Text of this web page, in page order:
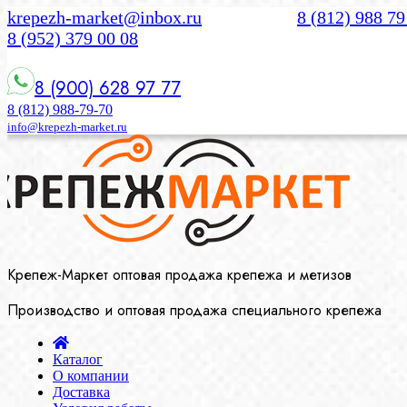
krepezh-market@inbox.ru
8 (812) 988
8 (952) 379 00 08
8 (900) 628 97 77
8 (812) 988-79-70
info@krepezh-market.ru
Крепеж-Маркет оптовая продажа крепежа и метизов
Производство и оптовая продажа специального крепежа
Каталог
О компании
Доставка